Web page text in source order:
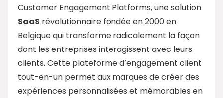
Customer Engagement Platforms, une solution
SaaS révolutionnaire fondée en 2000 en
Belgique qui transforme radicalement la façon
dont les entreprises interagissent avec leurs
clients. Cette plateforme d’engagement client
tout-en-un permet aux marques de créer des
expériences personnalisées et mémorables en